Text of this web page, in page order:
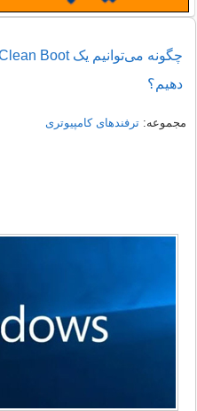
دهیم؟
مجموعه:ترفندهای کامپیوتری